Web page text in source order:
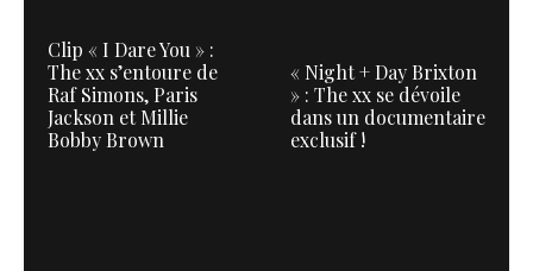
Clip « I Dare You » :
The xx s’entoure de
Raf Simons, Paris
Jackson et Millie
Bobby Brown
« Night + Day Brixton
» : The xx se dévoile
dans un documentaire
exclusif !